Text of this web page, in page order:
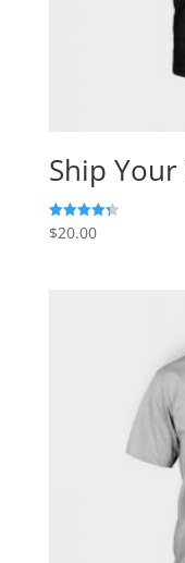
Ship Your
Valorado
con
$20.00